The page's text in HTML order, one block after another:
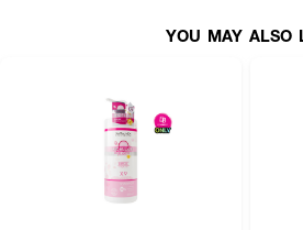
YOU MAY ALSO